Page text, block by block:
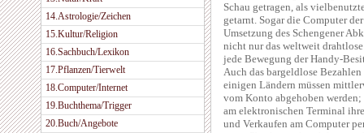
14.Astrologie/Zeichen
15.Kultur/Religion
16.Sachbuch/Lexikon
17.Pflanzen/Tierwelt
18.Computer/Internet
19.Buchthema/Trigger
20.Buch/Angebote
Schau getragen, als
getarnt. Sogar die Computer
Umsetzung des Schengener
nicht nur das weltweit
jede Bewegung der Handy-
Auch das bargeldlose
einigen Ländern müssen
vom Konto abgehoben
am elektronischen Terminal
und Verkaufen am Computer